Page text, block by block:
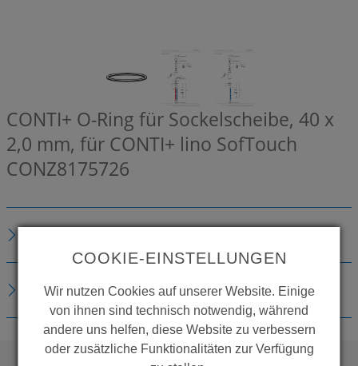
CONTI+ O-Ring für Sockelscheibe, 40 x
2,0 mm, für CONTI+ lino SofTouch
CONZ8175726
DOWNLOADS
COOKIE-EINSTELLUNGEN
Wir nutzen Cookies auf unserer Website. Einige
von ihnen sind technisch notwendig, während
andere uns helfen, diese Website zu verbessern
oder zusätzliche Funktionalitäten zur Verfügung